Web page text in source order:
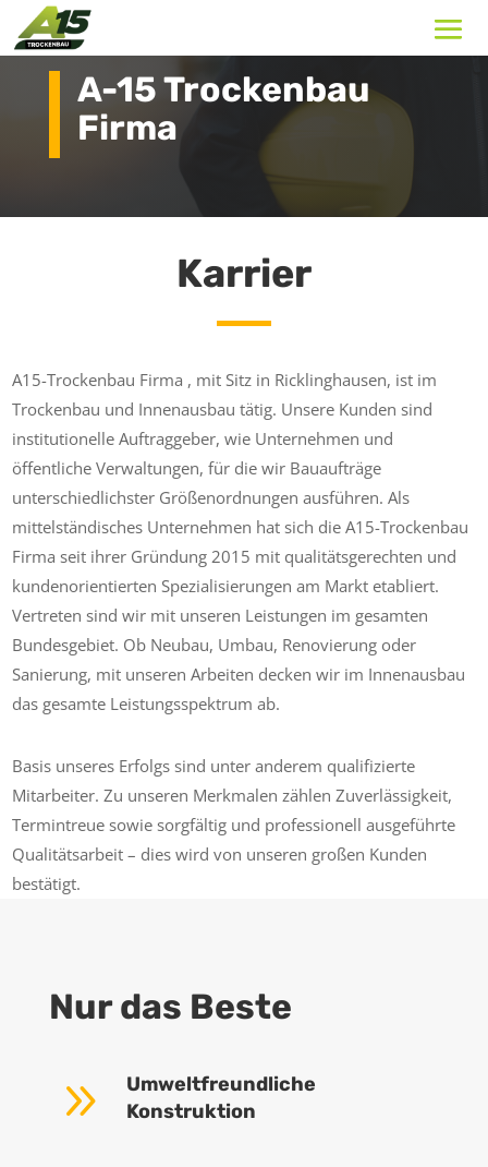
A-15 Trockenbau
Firma
Karrier
A15-Trockenbau Firma , mit Sitz in Ricklinghausen, ist im
Trockenbau und Innenausbau tätig. Unsere Kunden sind
institutionelle Auftraggeber, wie Unternehmen und
öffentliche Verwaltungen, für die wir Bauaufträge
unterschiedlichster Größenordnungen ausführen. Als
mittelständisches Unternehmen hat sich die A15-Trockenbau
Firma seit ihrer Gründung 2015 mit qualitätsgerechten und
kundenorientierten Spezialisierungen am Markt etabliert.
Vertreten sind wir mit unseren Leistungen im gesamten
Bundesgebiet. Ob Neubau, Umbau, Renovierung oder
Sanierung, mit unseren Arbeiten decken wir im Innenausbau
das gesamte Leistungsspektrum ab.
Basis unseres Erfolgs sind unter anderem qualifizierte
Mitarbeiter. Zu unseren Merkmalen zählen Zuverlässigkeit,
Termintreue sowie sorgfältig und professionell ausgeführte
Qualitätsarbeit – dies wird von unseren großen Kunden
bestätigt.
Nur das Beste
9
Umweltfreundliche
Konstruktion